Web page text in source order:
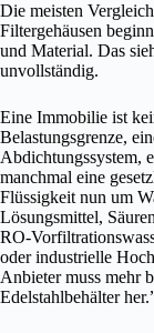
Die meisten
Filtergehäusen
und Material. Das
unvollständig.
Eine Immobilie ist
Belastungsgrenze,
Abdichtungssystem,
manchmal eine
Flüssigkeit nun um
Lösungsmittel,
RO-
oder industrielle
Anbieter muss mehr
Edelstahlbehälter